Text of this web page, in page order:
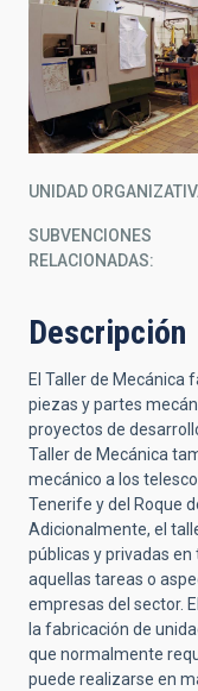
navegación
UNIDAD
SUBVENCIONES
RELACIONADAS:
Descripción
El Taller de Mecánica
piezas y partes
proyectos de
Taller de Mecánica
mecánico a los
Tenerife y del Roque
Adicionalmente, el
públicas y privadas en
aquellas tareas o
empresas del sector.
la fabricación de
que normalmente
puede realizarse en